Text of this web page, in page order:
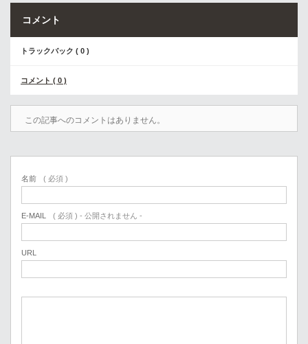
コメント
トラックバック ( 0 )
コメント ( 0 )
この記事へのコメントはありません。
名前 ( 必須 )
E-MAIL ( 必須 ) - 公開されません -
URL